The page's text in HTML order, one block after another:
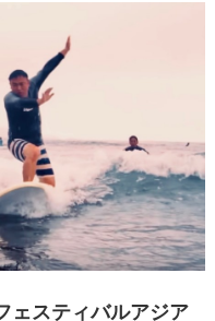
ェスティバルアジア